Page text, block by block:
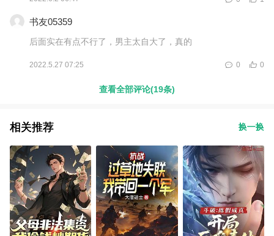
书友05359
后面实在有点不行了，男主太自大了，真的
2022.5.27 07:25 0
0
查看全部评论(19条)
相关推荐 换一换